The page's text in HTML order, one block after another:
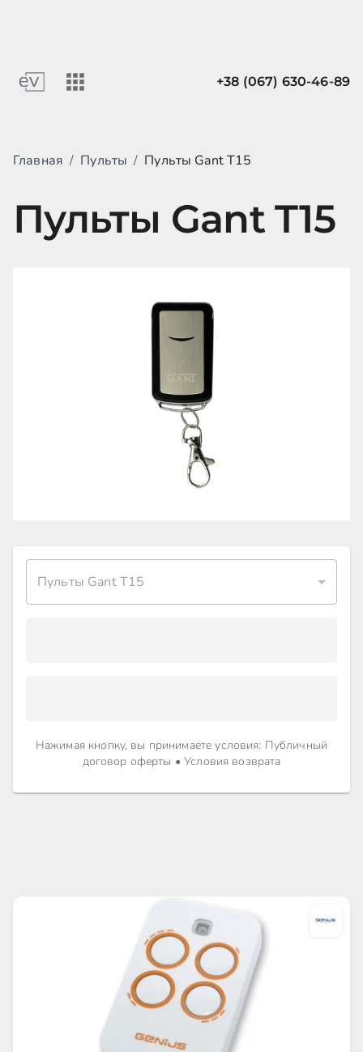
+38 (067) 630-46-89
Главная / Пульты / Пульты Gant T15
Пульты Gant T15
Пульты Gant T15
Нажимая кнопку, вы принимаете условия: Публичный
договор оферты •Условия возврата